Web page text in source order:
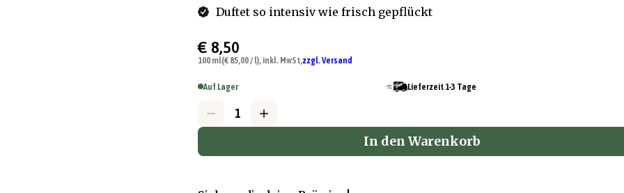
Duftet so intensiv wie frisch gepflückt
€ 8,50
100 ml(€ 85,00 / l), inkl. MwSt,zzgl. Versand
Auf Lager Lieferzeit 1-3 Tage
In den Warenkorb